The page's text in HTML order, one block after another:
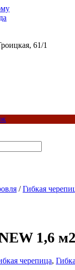
61/1
/Гибкая
1,6
черепица,